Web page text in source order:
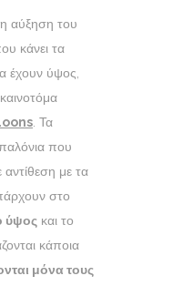
αύξηση του
κάνει τα
έχουν ύψος,
. Τα
που
με τα
στο
ύψος και το
κάποια
μόνα τους